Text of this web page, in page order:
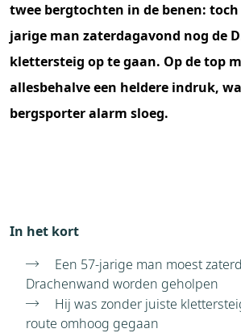
twee bergtochten in de benen: toch
jarige man zaterdagavond nog de
klettersteig op te gaan. Op de top
allesbehalve een heldere indruk,
bergsporter alarm sloeg.
In het kort
Een 57-jarige man moest
Drachenwand worden geholpen
Hij was zonder juiste
route omhoog gegaan